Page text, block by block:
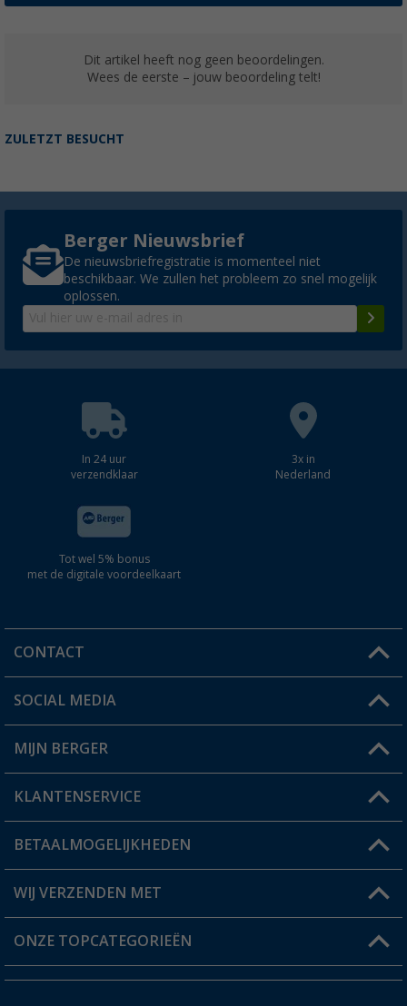
Dit artikel heeft nog geen beoordelingen.
Wees de eerste – jouw beoordeling telt!
ZULETZT BESUCHT
Berger Nieuwsbrief
De nieuwsbriefregistratie is momenteel niet
beschikbaar. We zullen het probleem zo snel mogelijk
oplossen.
In 24 uur
verzendklaar
3x in
Nederland
Tot wel 5% bonus
met de digitale voordeelkaart
CONTACT
Een vraag?
Winkel vinden
SOCIAL MEDIA
MIJN BERGER
Mijn account
Status bestelling
Verlanglijstje
KLANTENSERVICE
FAQ & Contact
Verzendinformatie
Catalogus
BETAALMOGELIJKHEDEN
WIJ VERZENDEN MET
ONZE TOPCATEGORIEËN